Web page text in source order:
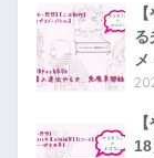
る
メ